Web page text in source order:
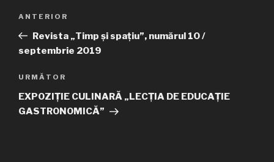
articole
Articolul
anterior
ANTERIOR
Revista „Timp și spațiu”, numărul 10 /
septembrie 2019
Articolul
următor
URMĂTOR
EXPOZIȚIE CULINARĂ „LECȚIA DE EDUCAȚIE
GASTRONOMICĂ”